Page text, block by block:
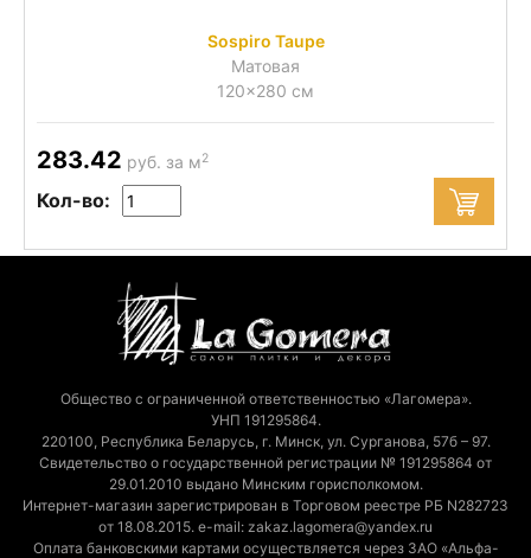
Sospiro Taupe
Матовая
120x280 см
283.42 руб. за м2
Кол-во:
Общество с ограниченной ответственностью «Лагомера».
УНП 191295864.
220100, Республика Беларусь, г. Минск, ул. Сурганова, 57б – 97.
Свидетельство о государственной регистрации № 191295864 от
29.01.2010 выдано Минским горисполкомом.
Интернет-магазин зарегистрирован в Торговом реестре РБ N282723
от 18.08.2015. e-mail: zakaz.lagomera@yandex.ru
Оплата банковскими картами осуществляется через ЗАО «Альфа-